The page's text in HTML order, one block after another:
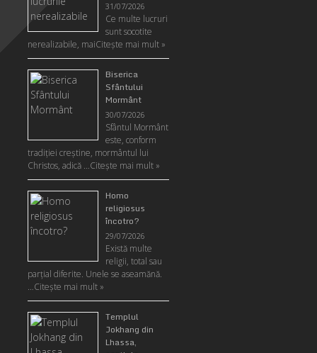
31/07/2026
Ce multe lucruri
sunt socotite
nerealizabile, maiCiteşte mai mult »
Biserica
Sfântului
Mormânt
30/07/2026
Sfântul Mormânt
este, conform
tradiţiei creştine, mormântul lui
Christos, adică …Citeşte mai mult »
Homo
religiosus
încotro?
29/07/2026
Există multe
religii, total sau
parţial diferite. Unele se aseamănă.
…Citeşte mai mult »
Templul
Jokhang din
Lhassa,